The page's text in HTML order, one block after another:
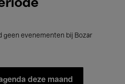
geen evenementen bij Bozar
deze maand